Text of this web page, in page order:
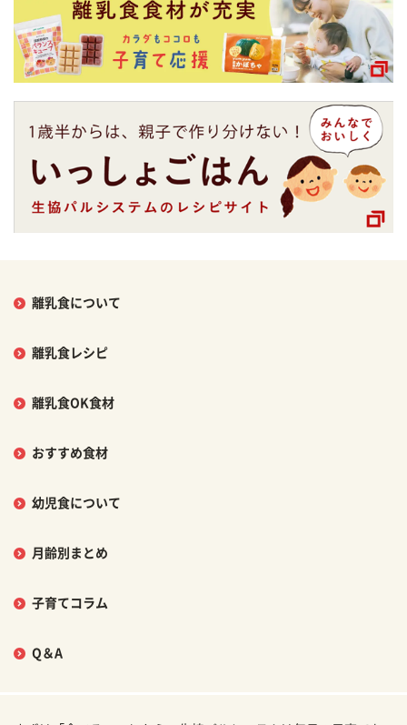
離乳食について
離乳食レシピ
離乳食OK食材
おすすめ食材
幼児食について
月齢別まとめ
子育てコラム
Q＆A